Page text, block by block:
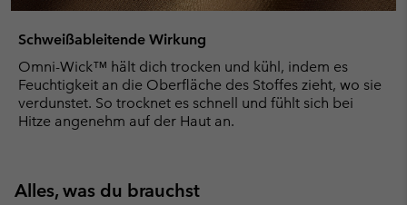
Schweißableitende Wirkung
Omni-Wick™ hält dich trocken und kühl, indem es
Feuchtigkeit an die Oberfläche des Stoffes zieht, wo sie
verdunstet. So trocknet es schnell und fühlt sich bei
Hitze angenehm auf der Haut an.
Alles, was du brauchst